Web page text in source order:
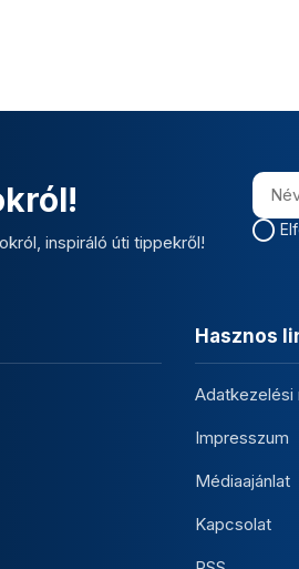
inspiráló úti tippekről!
Hasznos
Adatkezelési
Impresszum
Médiaajánlat
Kapcsolat